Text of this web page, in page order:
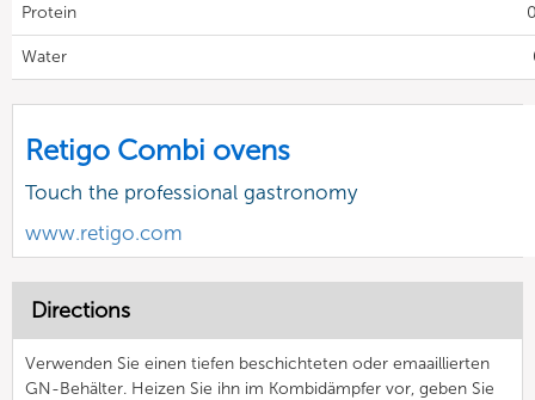
Protein
Water
Retigo Combi ovens
Touch the professional gastronomy
www.retigo.com
Directions
Verwenden Sie einen tiefen beschichteten oder emaaillierten
GN-Behälter. Heizen Sie ihn im Kombidämpfer vor, geben Sie